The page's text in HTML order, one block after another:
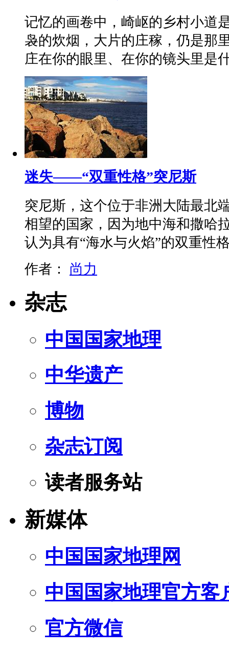
记忆的画卷中，崎岖的乡村小道
袅的炊烟，大片的庄稼，仍是那
庄在你的眼里、在你的镜头里
迷失——“双重性格”突尼斯
突尼斯，这个位于非洲大陆最北
相望的国家，因为地中海和撒哈
认为具有“海水与火焰”的双重
作者： 尚力
杂志
中国国家地理
中华遗产
博物
杂志订阅
读者服务站
新媒体
中国国家地理网
中国国家地理官方客
官方微信